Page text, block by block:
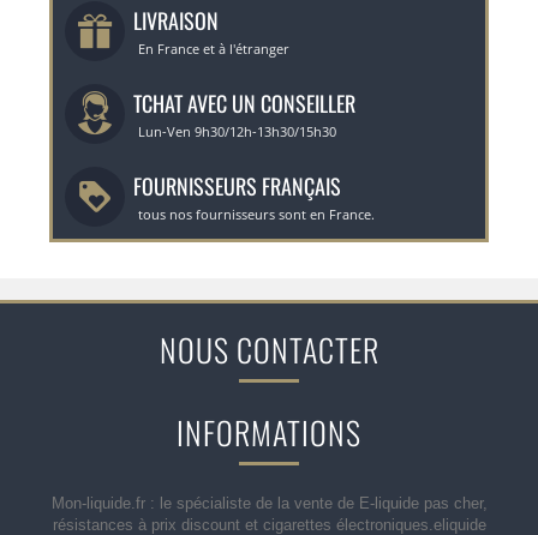
LIVRAISON
En France et à l'étranger
TCHAT AVEC UN CONSEILLER
Lun-Ven 9h30/12h-13h30/15h30
FOURNISSEURS FRANÇAIS
tous nos fournisseurs sont en France.
NOUS CONTACTER
INFORMATIONS
Mon-liquide.fr : le spécialiste de la vente de E-liquide pas cher,
résistances à prix discount et cigarettes électroniques.eliquide